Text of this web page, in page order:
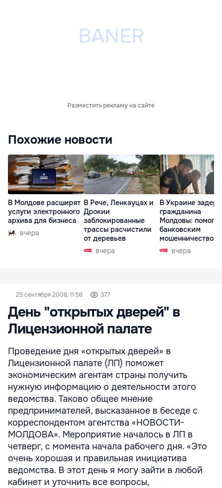
Разместить рекламу на сайте
Похожие новости
В Молдове расширят
услуги электронного
архива для бизнеса
вчера
В Рече, Ленкауцах и
Дрокии
заблокированные
трассы расчистили
от деревьев
вчера
В Украине
гражданина
Молдовы:
банковским
мошенничеством
Чехиивчера
25 сентября 2008, 11:58 377
День "открытых дверей" в
Лицензионной палате
Проведение дня «открытых дверей» в
Лицензионной палате (ЛП) поможет
экономическим агентам страны получить
нужную информацию о деятельности этого
ведомства. Таково общее мнение
предпринимателей, высказанное в беседе с
корреспондентом агентства «НОВОСТИ-
МОЛДОВА». Мероприятие началось в ЛП в
четверг, с момента начала рабочего дня. «Это
очень хорошая и правильная инициатива
ведомства. В этот день я могу зайти в любой
кабинет и уточнить все вопросы,